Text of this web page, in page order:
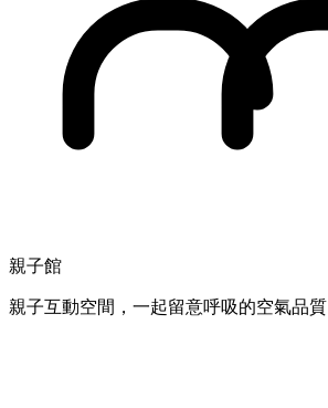
親子館
親子互動空間，一起留意呼吸的空氣品質